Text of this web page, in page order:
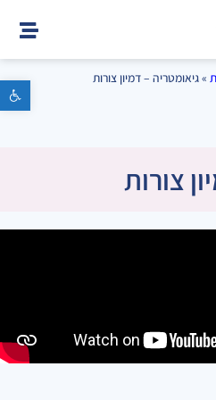
פתח סרגל נגישות
»גיאומטריה – דמיון צורות
צורות